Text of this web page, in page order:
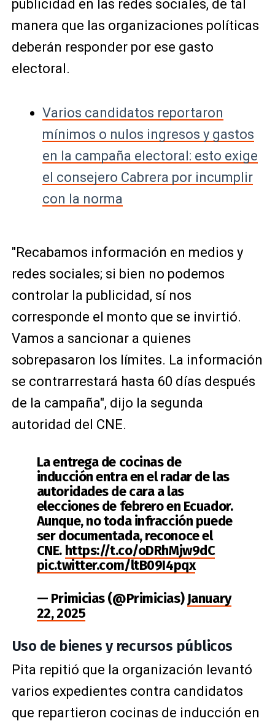
publicidad en las redes sociales, de tal
manera que las organizaciones políticas
deberán responder por ese gasto
electoral.
Varios candidatos reportaron
mínimos o nulos ingresos y gastos
en la campaña electoral: esto exige
el consejero Cabrera por incumplir
con la norma
"Recabamos información en medios y
redes sociales; si bien no podemos
controlar la publicidad, sí nos
corresponde el monto que se invirtió.
Vamos a sancionar a quienes
sobrepasaron los límites. La información
se contrarrestará hasta 60 días después
de la campaña", dijo la segunda
autoridad del CNE.
La entrega de cocinas de
inducción entra en el radar de las
autoridades de cara a las
elecciones de febrero en Ecuador.
Aunque, no toda infracción puede
ser documentada, reconoce el
CNE. https://t.co/oDRhMjw9dC
pic.twitter.com/ltB09I4pqx
— Primicias (@Primicias)January
22, 2025
Uso de bienes y recursos públicos
Pita repitió que la organización levantó
varios expedientes contra candidatos
que repartieron cocinas de inducción en